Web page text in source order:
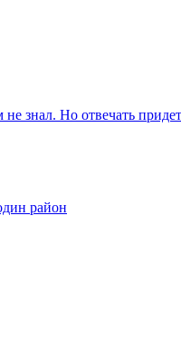
знал. Но отвечать
район